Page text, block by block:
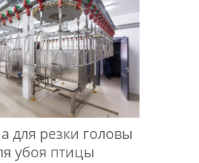
для резки головы
убоя птицы